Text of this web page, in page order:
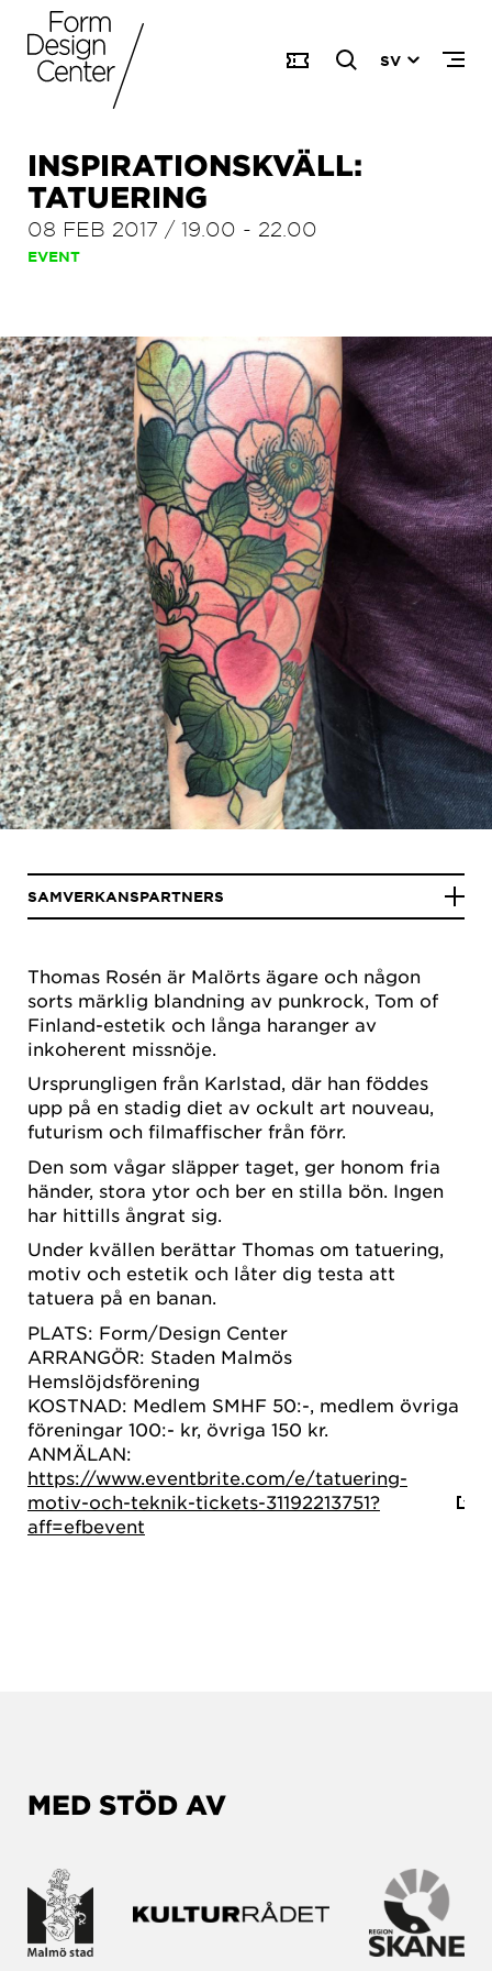
SV
INSPIRATIONSKVÄLL:
TATUERING
08 FEB 2017 / 19.00 - 22.00
EVENT
Thomas Rosén är Malörts ägare och någon
sorts märklig blandning av punkrock, Tom of
Finland-estetik och långa haranger av
inkoherent missnöje.
Ursprungligen från Karlstad, där han föddes
upp på en stadig diet av ockult art nouveau,
futurism och filmaffischer från förr.
Den som vågar släpper taget, ger honom fria
händer, stora ytor och ber en stilla bön. Ingen
har hittills ångrat sig.
Under kvällen berättar Thomas om tatuering,
motiv och estetik och låter dig testa att
tatuera på en banan.
PLATS: Form/Design Center
ARRANGÖR: Staden Malmös
Hemslöjdsförening
KOSTNAD: Medlem SMHF 50:-, medlem övriga
föreningar 100:- kr, övriga 150 kr.
ANMÄLAN:
https://www.eventbrite.com/e/tatuering-
motiv-och-teknik-tickets-31192213751?
aff=efbevent
SAMVERKANSPARTNERS
MED STÖD AV